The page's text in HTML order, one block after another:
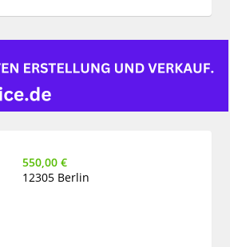
550,00 €
12305 Berlin